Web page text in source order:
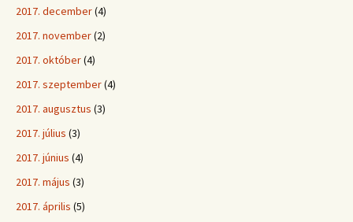
2017. december(4)
2017. november(2)
2017. október(4)
2017. szeptember(4)
2017. augusztus (3)
2017. július (3)
2017. június (4)
2017. május (3)
2017. április (5)